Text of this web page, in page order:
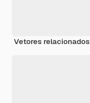
Vetores relacionados